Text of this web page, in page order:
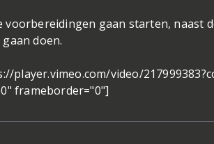
voorbereidingen gaan starten, naast
doen.
player.vimeo.com/video/
frameborder="0"]